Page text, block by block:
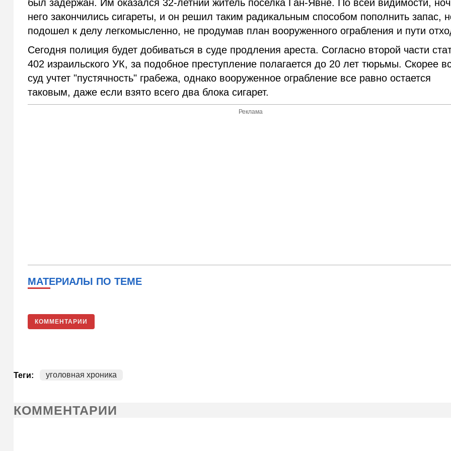
был задержан. Им оказался 32-летний житель поселка Ган-Явне. По всей видимости,
него закончились сигареты, и он решил таким радикальным способом пополнить запас,
подошел к делу легкомысленно, не продумав план вооруженного ограбления и пути
Сегодня полиция будет добиваться в суде продления ареста. Согласно второй части
402 израильского УК, за подобное преступление полагается до 20 лет тюрьмы. Скорее
суд учтет "пустячность" грабежа, однако вооруженное ограбление все равно остается
таковым, даже если взято всего два блока сигарет.
Реклама
МАТЕРИАЛЫ ПО ТЕМЕ
КОММЕНТАРИИ
Теги: уголовная хроника
КОММЕНТАРИИ